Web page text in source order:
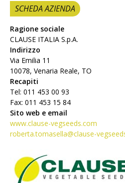
SCHEDA AZIENDA
Ragione sociale
CLAUSE ITALIA S.p.A.
Indirizzo
Via Emilia 11
10078, Venaria Reale, TO
Recapiti
Tel: 011 453 00 93
Fax: 011 453 15 84
Sito web e email
www.clause-vegseeds.com
roberta.tomasella@clause-